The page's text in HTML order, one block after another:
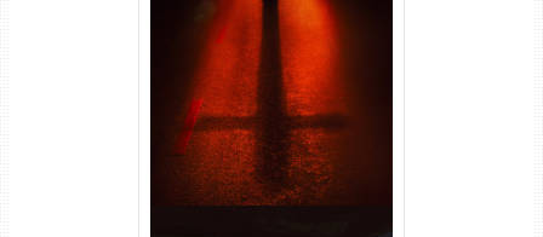
Passageiro do Mal Torrent
(2026) WEB-DL 1080p Dual
Áudio